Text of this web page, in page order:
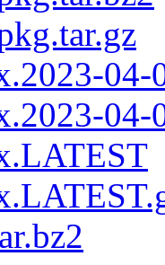
04-
04-